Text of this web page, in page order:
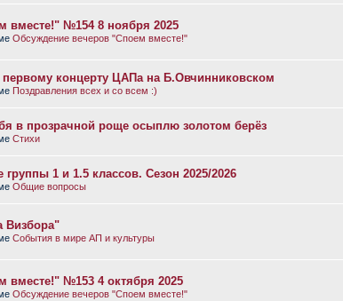
вместе!" №154 8 ноября 2025
Обсуждение вечеров "Споем вместе!"
первому концерту ЦАПа на Б.Овчинниковском
Поздравления всех и со всем :)
в прозрачной роще осыплю золотом берёз
Стихи
группы 1 и 1.5 классов. Сезон 2025/2026
Общие вопросы
Визбора"
События в мире АП и культуры
вместе!" №153 4 октября 2025
Обсуждение вечеров "Споем вместе!"